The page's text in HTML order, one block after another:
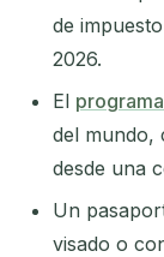
de
2026.
El
del mundo,
desde una
Un
visado o